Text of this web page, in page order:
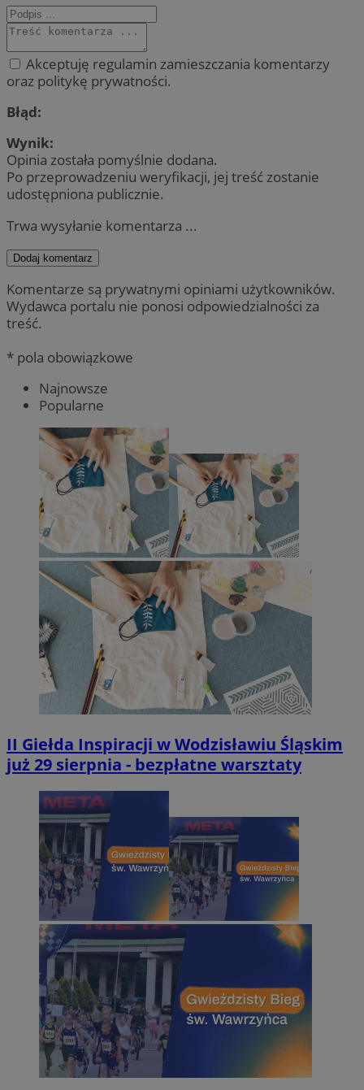
Akceptuję regulamin zamieszczania komentarzy
oraz politykę prywatności.
Błąd:
Wynik:
Opinia została pomyślnie dodana.
Po przeprowadzeniu weryfikacji, jej treść zostanie
udostępniona publicznie.
Trwa wysyłanie komentarza ...
Dodaj komentarz
Komentarze są prywatnymi opiniami użytkowników.
Wydawca portalu nie ponosi odpowiedzialności za
treść.
* pola obowiązkowe
Najnowsze
Popularne
II Giełda Inspiracji w Wodzisławiu Śląskim
już 29 sierpnia - bezpłatne warsztaty